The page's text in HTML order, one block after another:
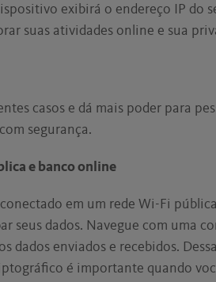
exibirá o endereço IP do
suas atividades online e sua
casos e dá mais poder para
segurança.
e banco online
em um rede Wi-Fi
seus dados. Navegue com uma
dados enviados e recebidos.
é importante quando